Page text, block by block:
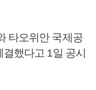
타오위안 국제공
했다고 1일 공시